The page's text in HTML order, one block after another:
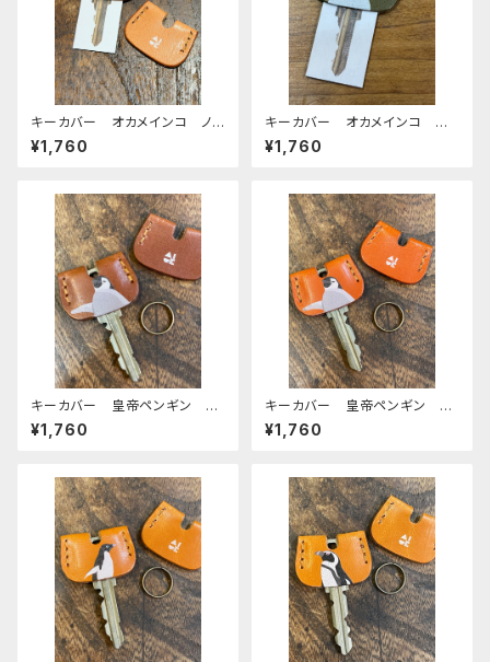
キーカバー オカメインコ ノ
ーマル ヌメ おかめいんこ
¥1,760
キーカバー オカメインコ ア
ルビノ Green グリーン ぽ
わんシリーズ おかめいんこ
¥1,760
キーカバー 皇帝ペンギン ヒ
ナ エンペラー ヒナペン ペ
ンギン Brown ブラウン 栃
¥1,760
キーカバー 皇帝ペンギン ヒ
ナ エンペラー ヒナペン ペ
ンギン RedBrown レッドブ
¥1,760